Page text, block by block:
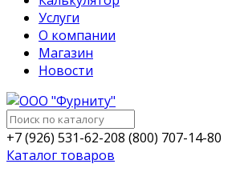
Услуги
О компании
Магазин
Новости
+7 (926) 531-62-208 (800) 707-14-80
Каталог товаров